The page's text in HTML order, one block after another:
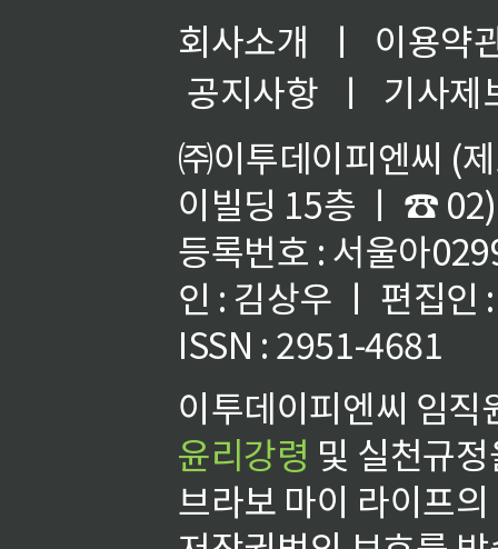
회사소개 ㅣ
이용약
공지사항
ㅣ
기사제
㈜이투데이피엔씨 (
이빌딩 15층 ㅣ ☎
등록번호 : 서울아
인 : 김상우 ㅣ 편집인
ISSN : 2951-4681
이투데이피엔씨 임
윤리강령 및 실천규
브라보 마이 라이프